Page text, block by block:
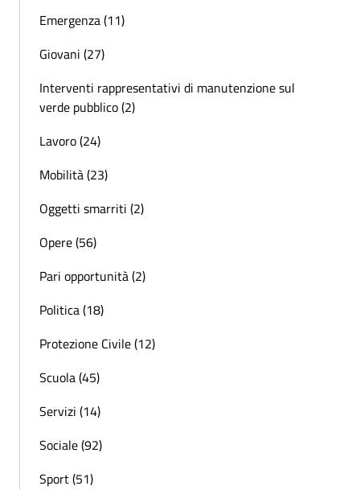
Emergenza (11)
Giovani (27)
Interventi rappresentativi di manutenzione sul
verde pubblico (2)
Lavoro (24)
Mobilità (23)
Oggetti smarriti (2)
Opere (56)
Pari opportunità (2)
Politica (18)
Protezione Civile (12)
Scuola (45)
Servizi (14)
Sociale (92)
Sport (51)